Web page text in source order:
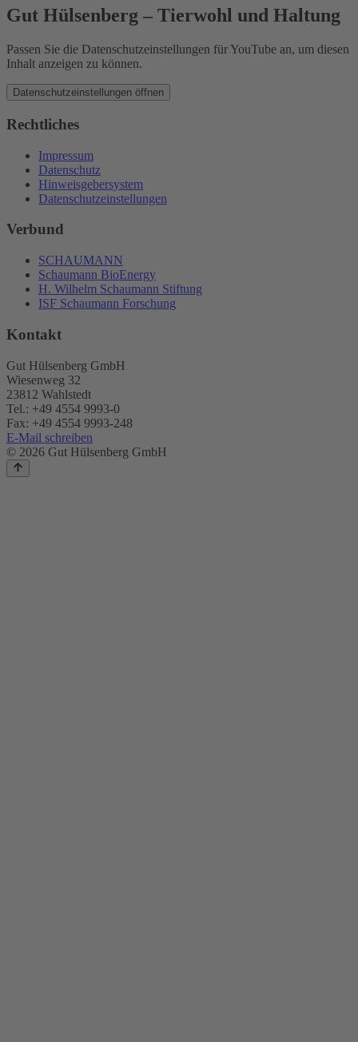
Gut Hülsenberg – Tierwohl und Haltung
Passen Sie die Datenschutzeinstellungen für YouTube an, um diesen
Inhalt anzeigen zu können.
Datenschutzeinstellungen öffnen
Rechtliches
Impressum
Datenschutz
Hinweisgebersystem
Datenschutzeinstellungen
Verbund
SCHAUMANN
Schaumann BioEnergy
H. Wilhelm Schaumann Stiftung
ISF Schaumann Forschung
Kontakt
Gut Hülsenberg GmbH
Wiesenweg 32
23812 Wahlstedt
Tel.: +49 4554 9993-0
Fax: +49 4554 9993-248
E-Mail schreiben
© 2026 Gut Hülsenberg GmbH